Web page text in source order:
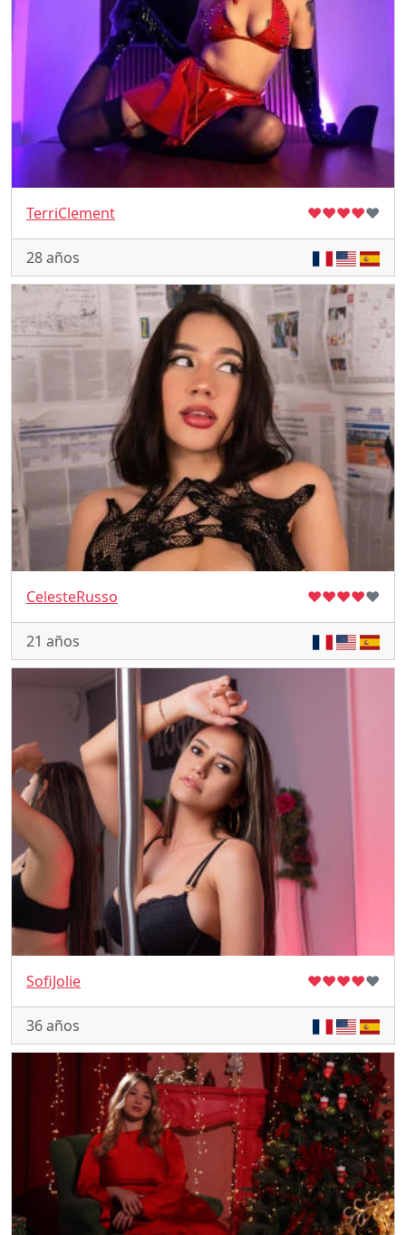
TerriClement ♥♥♥♥♥
28 años
CelesteRusso ♥♥♥♥♥
21 años
SofiJolie ♥♥♥♥♥
36 años